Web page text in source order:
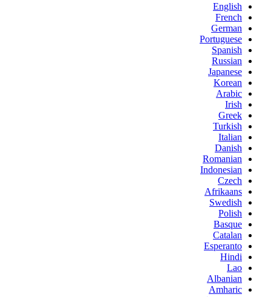
English
French
German
Portuguese
Spanish
Russian
Japanese
Korean
Arabic
Irish
Greek
Turkish
Italian
Danish
Romanian
Indonesian
Czech
Afrikaans
Swedish
Polish
Basque
Catalan
Esperanto
Hindi
Lao
Albanian
Amharic